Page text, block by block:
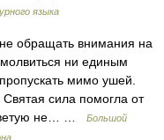
языка
обращать внимания на
ни единым
мимо ушей.
сила помогла от
не… …
Большой